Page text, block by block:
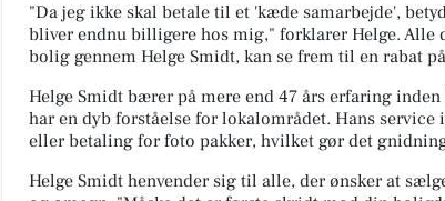
"Da jeg ikke skal betale til et 'kæde samarbejde',
bliver endnu billigere hos mig," forklarer Helge. Alle
bolig gennem Helge Smidt, kan se frem til en rabat
Helge Smidt bærer på mere end 47 års erfaring
har en dyb forståelse for lokalområdet. Hans
eller betaling for foto pakker, hvilket gør det
Helge Smidt henvender sig til alle, der ønsker at
v/Louise le Fevre Sjøberg